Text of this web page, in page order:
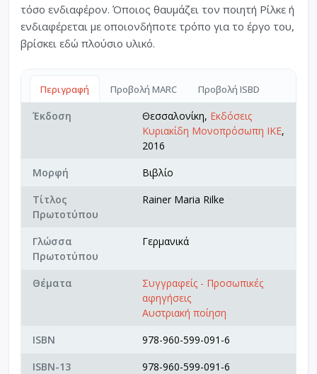
τόσο ενδιαφέρον. Όποιος θαυμάζει τον ποιητή Ρίλκε ή
ενδιαφέρεται με οποιονδήποτε τρόπο για το έργο του,
βρίσκει εδώ πλούσιο υλικό.
Περιγραφή Προβολή MARC Προβολή ISBD
Έκδοση Θεσσαλονίκη, Εκδόσεις
Κυριακίδη Μονοπρόσωπη ΙΚΕ,
2016
Μορφή
Βιβλίο
Τίτλος
Πρωτοτύπου
Rainer Maria Rilke
Γλώσσα
Πρωτοτύπου
Γερμανικά
Θέματα
Συγγραφείς - Προσωπικές
αφηγήσεις
Αυστριακή ποίηση
ISBN
978-960-599-091-6
ISBN-13
978-960-599-091-6